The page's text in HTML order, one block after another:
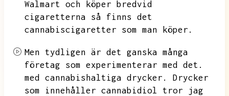
Walmart och köper bredvid
cigaretterna så finns det
cannabiscigaretter som man köper.
Men tydligen är det ganska många
företag som experimenterar med det.
med cannabishaltiga drycker.
Drycker
som innehåller cannabidiol tror jag